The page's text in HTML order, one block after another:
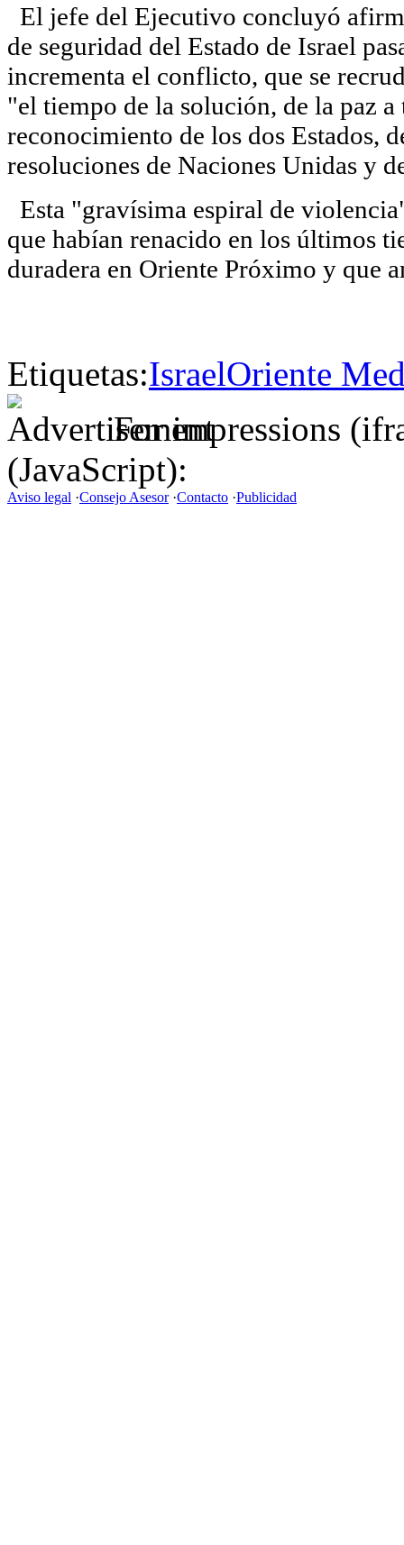
El jefe del Ejecutivo concluyó
de seguridad del Estado de Israel
incrementa el conflicto, que se
"el tiempo de la solución, de la paz
reconocimiento de los dos Estados,
resoluciones de Naciones Unidas y
Esta "gravísima espiral de
que habían renacido en los últimos
duradera en Oriente Próximo y que
Etiquetas:IsraelOriente
For impressions
(JavaScript):
Aviso legal ·Consejo Asesor·Contacto ·Publicidad